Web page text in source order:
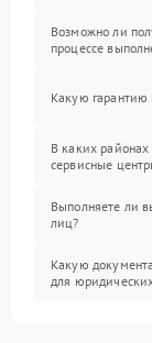
Возможно ли
процессе
Какую гарантию
В каких районах
сервисные
Выполняете ли
лиц?
Какую
для